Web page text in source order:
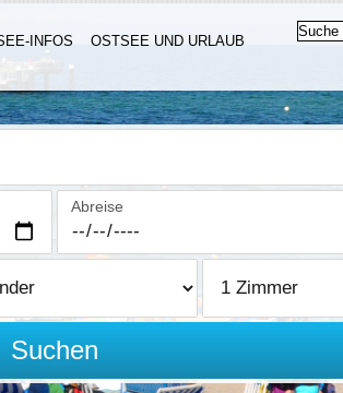
INFOS
OSTSEE UND URLAUB
Abreise
Suchen